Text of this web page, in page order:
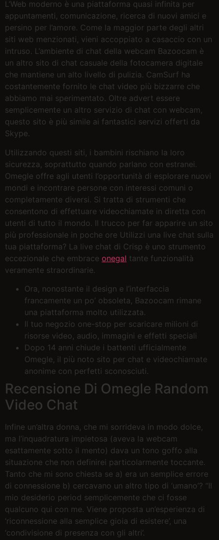
L’Web moderno è una piattaforma quasi infinita per
appuntamenti, comunicazione, ricerca di nuovi amici e
persino per l’amore. Come la maggior parte degli altri
siti web menzionati, vieni accoppiato a casaccio con un
intruso. L’ambiente di chat della webcam Bazoocam è
un altro sito di chat casuale della fotocamera digitale
che mantiene un alto livello di pulizia. CamSurf ha
costantemente fornito le chat video più bizzarre che
abbiamo mai sperimentato. Oltre advert essere
semplicemente un altro servizio di chat con webcam,
questo sito è più simile ai fantastici servizi offerti da
Skype.
Utilizzando questi siti, i bambini rischiano la loro
sicurezza, soprattutto quando parlano con estranei.
Omegle offre agli utenti l’opportunità di esplorare nuovi
mondi e incontrare persone con interessi comuni o
completamente diversi. Si tratta di strumenti che
consentono di effettuare videochiamate in diretta con
utenti di tutto il mondo. Il trucco per far apparire un sito
più professionale in poche ore Utilizzi una live chat sulla
tua piattaforma? La live chat di Crisp è uno strumento
eccezionale che embrace onegal tante funzionalità
veramente straordinarie.
Ora, nonostante il design e l’interfaccia
francamente un po’ obsoleta, Bazoocam rimane
una piattaforma molto utilizzata.
Il tuo negozio one-stop per scaricare milioni di
risorse video, audio, immagini e effetti speciali
Dopo 14 anni chiude i battenti ufficialmente
Omegle, il più noto sito per chat e videochiamate
anonime con perfetti sconosciuti.
Recensione Di Omegle Random
Video Chat
Infine un’altra donna, che mi sorrideva in modo dolce,
ma l’inquadratura impietosa (aveva la webcam
esattamente sotto il mento) dava un tono goffo alla
situazione che non definirei particolarmente toccante.
Tanto che mi sono chiesta se a) era un semplice errore
di connessione b) cercavano un altro tipo di ‘umano’? “Il
mio desiderio period semplicemente che ci fosse
qualcuno qui con me. Viene proposta un’esperienza di
‘riconnessione alla semplice gioia di esistere’, una
‘condivisione di presenza con gli altri’.